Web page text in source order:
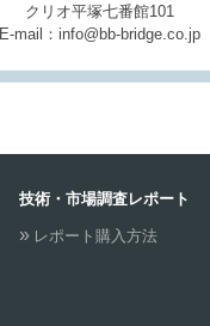
クリオ平塚七番館101
E-mail：info@bb-bridge.co.jp
技術・市場調査レポート
レポート購入方法